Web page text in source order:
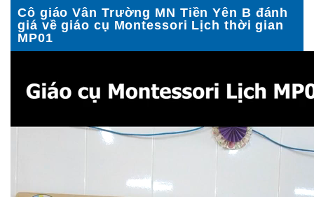
Cô giáo Vân Trường MN Tiền Yên B đánh
giá về giáo cụ Montessori Lịch thời gian
MP01